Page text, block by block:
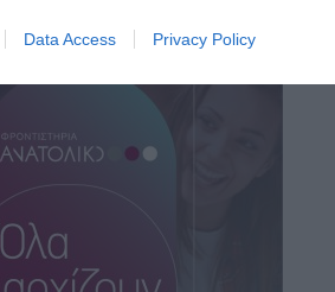
Data Access Privacy Policy